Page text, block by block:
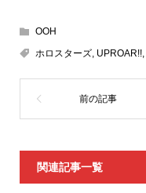
OOH
ホロスターズ, UPROAR!!,
関連記事一覧